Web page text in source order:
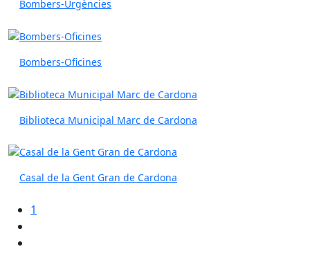
Bombers-Urgències
Bombers-Oficines
Biblioteca Municipal Marc de Cardona
Casal de la Gent Gran de Cardona
1